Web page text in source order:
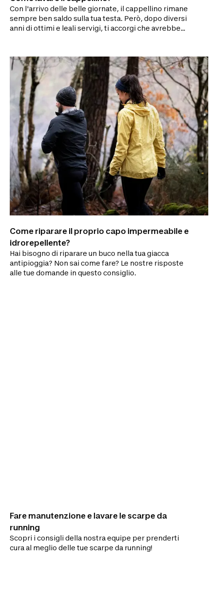
Con l'arrivo delle belle giornate, il cappellino rimane
sempre ben saldo sulla tua testa. Però, dopo diversi
anni di ottimi e leali servigi, ti accorgi che avrebbe
Come riparare il proprio capo impermeabile e
idrorepellente?
Hai bisogno di riparare un buco nella tua giacca
antipioggia? Non sai come fare? Le nostre risposte
alle tue domande in questo consiglio.
Fare manutenzione e lavare le scarpe da
running
Scopri i consigli della nostra equipe per prenderti
cura al meglio delle tue scarpe da running!